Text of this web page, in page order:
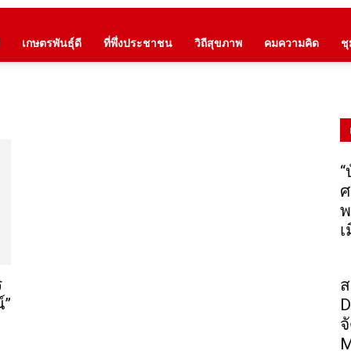
เกษตรพันธุ์ดี ที่พึ่งประชาชน วิถีสุขภาพ คมความคิด ชุ